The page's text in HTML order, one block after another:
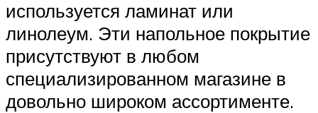
используется ламинат или
линолеум. Эти напольное покрытие
присутствуют в любом
специализированном магазине в
довольно широком ассортименте.